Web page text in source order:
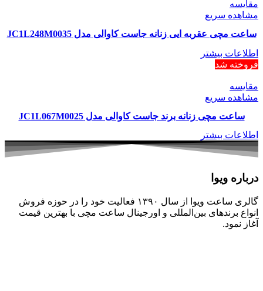
مقایسه
مشاهده سریع
ساعت مچی عقربه ایی زنانه جاست کاوالی مدل JC1L248M0035
اطلاعات بیشتر
فروخته شد
مقایسه
مشاهده سریع
ساعت مچی زنانه برند جاست کاوالی مدل JC1L067M0025
اطلاعات بیشتر
درباره ویوا
گالری ساعت ویوا از سال ۱۳۹۰ فعالیت خود را در حوزه فروش
انواع برندهای بین‌المللی و اورجینال ساعت مچی با بهترین قیمت
آغاز نمود.